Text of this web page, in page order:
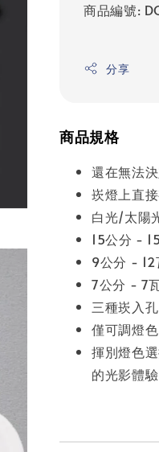
商品編號:
分享
商品規格
還在無法
崁燈上直
白光/太陽
15公分 -
9公分 - 12
7公分 - 7
三種崁入孔
僅可調燈
揮別燈色
的光影體驗